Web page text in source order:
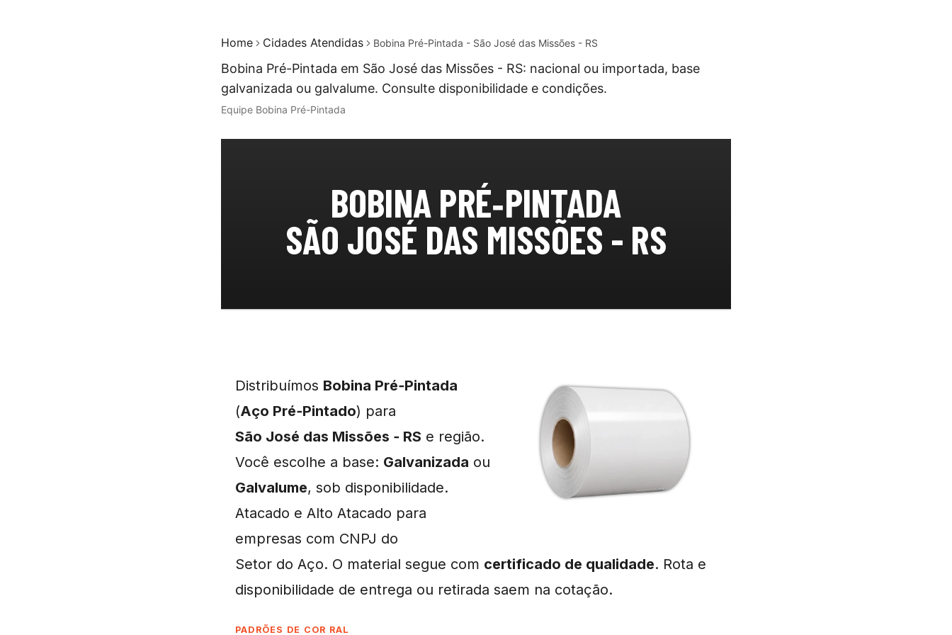
Home Cidades Atendidas Bobina Pré-Pintada - São José das Missões - RS
Bobina Pré-Pintada em São José das Missões - RS: nacional ou importada, base
galvanizada ou galvalume. Consulte disponibilidade e condições.
Equipe Bobina Pré-Pintada
BOBINA PRÉ‑PINTADA
SÃO JOSÉ DAS MISSÕES - RS
Distribuímos Bobina Pré‑Pintada
(Aço Pré‑Pintado) para
São José das Missões ‑ RS e região.
Você escolhe a base: Galvanizada ou
Galvalume, sob disponibilidade.
Atacado e Alto Atacado para
empresas com CNPJ do
Setor do Aço. O material segue com certificado de qualidade. Rota e
disponibilidade de entrega ou retirada saem na cotação.
PADRÕES DE COR RAL